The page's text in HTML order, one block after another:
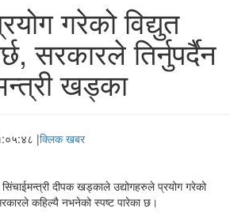
गरेको विद्युत
सरकारले तिर्नुपर्दैन
खड्का
|क्लिक खबर
दीपक खड्काले उद्योगहरुले प्रयोग गरेको
कहिल्यै नभनेको स्पष्ट पारेका छ।